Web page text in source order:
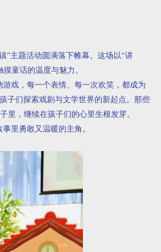
主题活动圆满落下帷幕。这场以“讲
童话的温度与魅力。
戏，每一个表情、每一次欢笑，都成为
子们探索戏剧与文学世界的新起点。那些
里，继续在孩子们的心里生根发芽。
里勇敢又温暖的主角。